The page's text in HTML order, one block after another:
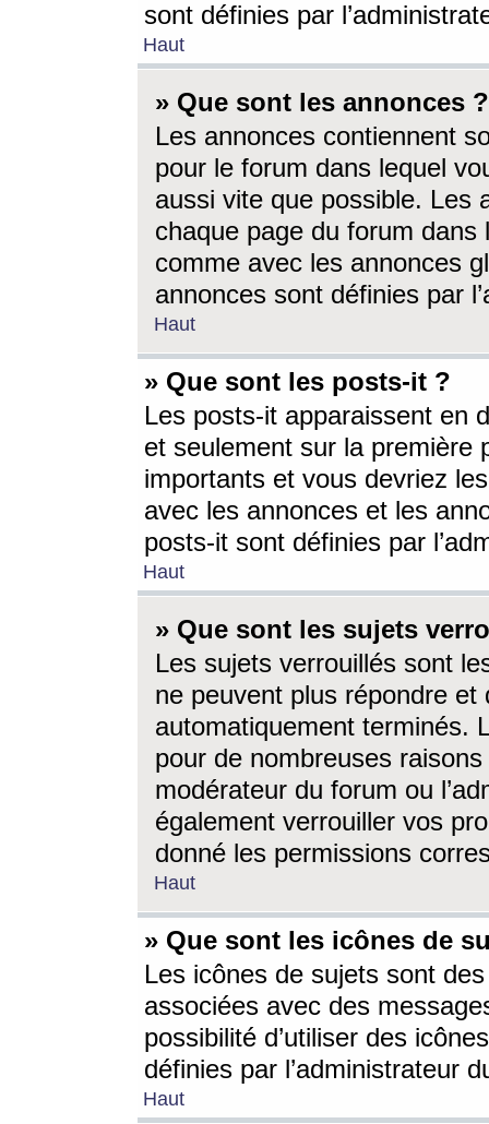
sont définies par
Haut
» Que sont les annonces ?
Les annonces contiennent
pour le forum dans lequel
aussi vite que possible. Les
chaque page du forum dans
comme avec les annonces
annonces sont définies par
Haut
» Que sont les posts-it ?
Les posts-it apparaissent en
et seulement sur la première
importants et vous devriez
avec les annonces et les
posts-it sont définies par
Haut
» Que sont les sujets
Les sujets verrouillés sont
ne peuvent plus répondre
automatiquement terminés.
pour de nombreuses
modérateur du forum ou
également verrouiller vos
donné les permissions
Haut
» Que sont les icônes de
Les icônes de sujets sont
associées avec des
possibilité d’utiliser des
définies par l’administrateur
Haut